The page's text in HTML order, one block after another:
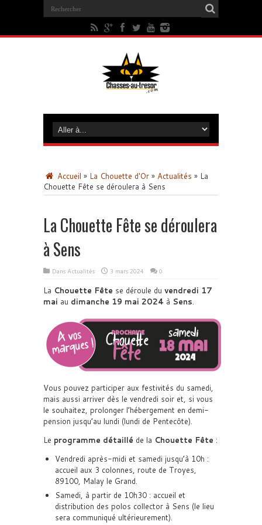
Accueil » La Chouette d'Or » Actualités » La
Chouette Fête se déroulera à Sens
La Chouette Fête se déroulera
à Sens
Dans Actualités 3 mars 2024 0
La Chouette Fête se déroule du vendredi 17
mai au dimanche 19 mai 2024 à Sens.
Vous pouvez participer aux festivités du samedi,
mais aussi arriver dès le vendredi soir et, si vous
le souhaitez, prolonger l’hébergement en demi-
pension jusqu’au lundi (lundi de Pentecôte).
Le programme détaillé de la Chouette Fête :
Vendredi après-midi et samedi jusqu’à 10h :
accueil aux 3 colonnes, route de Troyes,
89100, Malay le Grand.
Samedi, à partir de 10h30 : accueil et
distribution des polos collector à Sens (le lieu
sera communiqué ultérieurement).